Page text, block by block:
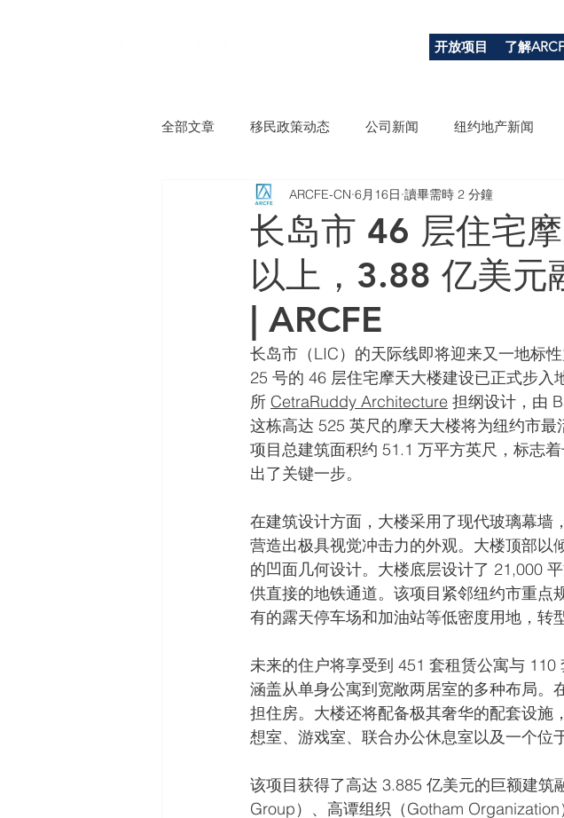
开放项目 了解
全部文章 移民政策动态 公司新闻 纽约地产新闻
长岛市 46 层住宅
以上，3.88 亿美元
| ARCFE
ARCFE-CN 6月16日 讀畢需時 2 分鐘
长岛市（LIC）的天际线即将迎来又一地标
25 号的 46 层住宅摩天大楼建设已正式步
所 CetraRuddy Architecture 担纲设计，由
这栋高达 525 英尺的摩天大楼将为纽约市
项目总建筑面积约 51.1 万平方英尺，标志
出了关键一步。
在建筑设计方面，大楼采用了现代玻璃幕墙
营造出极具视觉冲击力的外观。大楼顶部
的凹面几何设计。大楼底层设计了 21,000
供直接的地铁通道。该项目紧邻纽约市重点
有的露天停车场和加油站等低密度用地，转
未来的住户将享受到 451 套租赁公寓与 110
涵盖从单身公寓到宽敞两居室的多种布局。
担住房。大楼还将配备极其奢华的配套设
想室、游戏室、联合办公休息室以及一个位
该项目获得了高达 3.885 亿美元的巨额建
Group）、高谭组织（Gotham